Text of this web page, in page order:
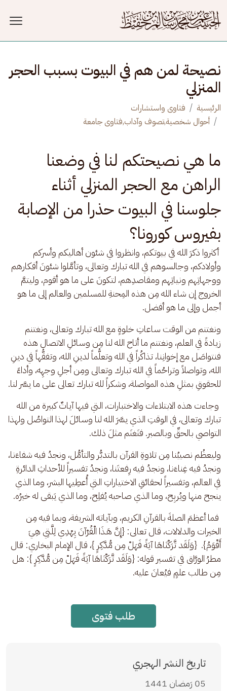
نصيحة لمن هم في البيوت بسبب الحجر
المنزلي
الرئيسية
فتاوى واستشارات
أحوال شخصية,تصوف وآداب,فتاوى جامعة
ما هي نصيحتكم لنا في وضعنا
الراهن مع الحجر المنزلي أثناء
جلوسنا في البيوت حذرا من الإصابة
بفيروس كورونا؟
أكثروا ذكرَ الله في بيوتكم، وانظروا في شئون أهاليكم وأسركم
وأولادكم، وجالسوهم في الله تبارك وتعالى، وتأمَّلوا شئونَ أفكارهم
ووجهاتِهم ونياتِهم ومقاصدِهم، لتكونَ على ما هو أقوم، وليتمَّ
الخروج إن شاء الله مِن هذه المِحنةِ للمسلمين والعالم إلى ما هو
أجمل وإلى ما هو أفضل.
ونغتنم من الوقت ساعاتِ خلوةٍ مع الله تبارك وتعالى، ونغتنم
زيادةً في العلم، ونغتنم ما أتاح الله لنا مِن وسائلِ الاتصال هذه
فنتواصَل مع إخوانِنا، تذاكُراً في الله وتعلُّماً لدينِ الله، وتفقُّهاً في دينِ
الله، وتواصلاً وتراحُماً في الله تبارك وتعالى ومِن أجلِ وجهِه، وأداءً
للحقوقِ بمثلِ هذه المواصلة، وشكراً لله تبارك تعالى على ما يسَّر لنا.
وجاءت هذه الابتلاءات والاختبارات، التي فيها آياتٌ كبيرة من الله
تبارك وتعالى، في الوقتِ الذي يسَّرَ الله لنا وسائلَ لهذا التواصُل ولهذا
التواصي بالحقِّ وبالصبر. فنَغنَم مثلَ ذلك.
وليعظُم نصيبُنا مِن تلاوةِ القرآن بالتدبُّر والتأمُّل، ونجدُ فيه شفاءَنا،
ونجدُ فيه غِناءَنا، ونجدُ فيه رِفعتَنا، ونجدُ تفسيراً للأحداثِ الدائرةِ
في العالم، وتفسيراً لحقائقِ الاختياراتِ التي أُعطِيها البشر، وما الذي
ينجح منها ويُربِح، وما الذي صاحبه يُفلِح، وما الذي يَبقى له خيرُه.
فما أعظمَ الصلةَ بالقرآنِ الكريم، وبآياته الشريفة، وبما فيه مِن
الخيرات والدلالات، قال تعالى: {إِنَّ هَـذَا الْقُرْآنَ يِهْدِي لِلَّتِي هِيَ
أَقْوَمُ}.  {وَلَقَد تَّرَكْنَاهَا آيَةً فَهَلْ مِن مُّدَّكِرٍ }، قال الإمام البخاري: قال
مطرُ الورَّاق في تفسير قوله: {وَلَقَد تَّرَكْنَاهَا آيَةً فَهَلْ مِن مُّدَّكِرٍ }: هل
مِن طالب علمٍ فيُعانَ عليه.
طلب فتوى
تاريخ النشر الهجري
05 رَمضان 1441